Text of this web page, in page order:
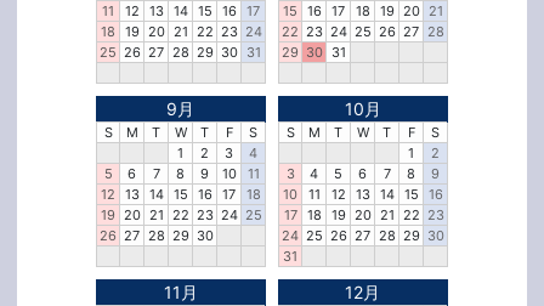
11
12 13 14 15 16
17
18
19 20 21 22 23 24
25 26 27 28 29 30 31
15
16 17 18 19 20
21
22 23 24 25 26 27 28
29 30 31
9月
S M T W T F
S
1
2 3
4
5
6 7 8 9 10
11
12
13 14 15 16 17
18
19 20 21 22 23 24 25
26 27 28 29 30
10月
S M T W T F
S
1
2
3
4 5 6 7 8
9
10
11 12 13 14 15
16
17
18 19 20 21 22 23
24 25 26 27 28 29 30
31
11月 12月